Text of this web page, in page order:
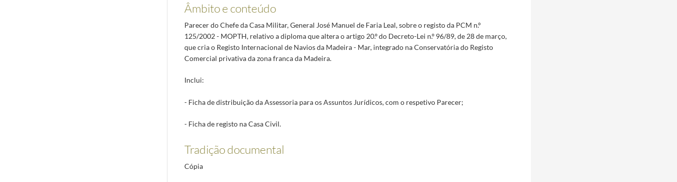
Âmbito e conteúdo
Parecer do Chefe da Casa Militar, General José Manuel de Faria Leal, sobre o registo da PCM n.º
125/2002 - MOPTH, relativo a diploma que altera o artigo 20.º do Decreto-Lei n.º 96/89, de 28 de março,
que cria o Registo Internacional de Navios da Madeira - Mar, integrado na Conservatória do Registo
Comercial privativa da zona franca da Madeira.
Inclui:
- Ficha de distribuição da Assessoria para os Assuntos Jurídicos, com o respetivo Parecer;
- Ficha de registo na Casa Civil.
Tradição documental
Cópia